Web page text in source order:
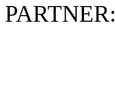
PARTNER: